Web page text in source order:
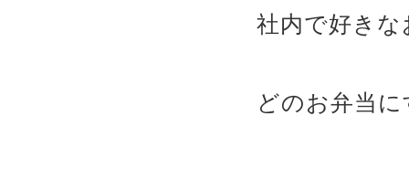
社内で好き
どのお弁当